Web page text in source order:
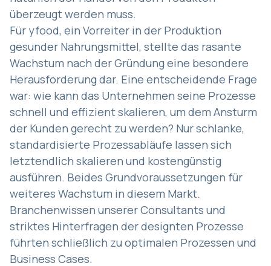
überzeugt werden muss.
Für yfood, ein Vorreiter in der Produktion
gesunder Nahrungsmittel, stellte das rasante
Wachstum nach der Gründung eine besondere
Herausforderung dar. Eine entscheidende Frage
war: wie kann das Unternehmen seine Prozesse
schnell und effizient skalieren, um dem Ansturm
der Kunden gerecht zu werden? Nur schlanke,
standardisierte Prozessabläufe lassen sich
letztendlich skalieren und kostengünstig
ausführen. Beides Grundvoraussetzungen für
weiteres Wachstum in diesem Markt.
Branchenwissen unserer Consultants und
striktes Hinterfragen der designten Prozesse
führten schließlich zu optimalen Prozessen und
Business Cases.